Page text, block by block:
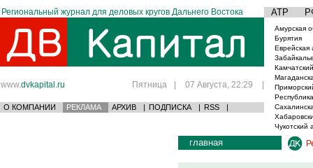
Региональный журнал для деловых кругов Дальнего Востока АТР
www.dvkapital.ru Пятница | 07 Августа, 22:29 |
О КОМПАНИИ РЕКЛАМА АРХИВ | ПОДПИСКА | RSS |
Амурская
Бурятия
Еврейская
Чукотский
главная